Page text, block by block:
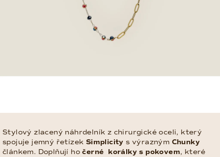
Stylový zlacený náhrdelník z chirurgické oceli, který
spojuje jemný řetízek Simplicity s výrazným Chunky
článkem. Doplňují hočerné korálky s pokovem, které